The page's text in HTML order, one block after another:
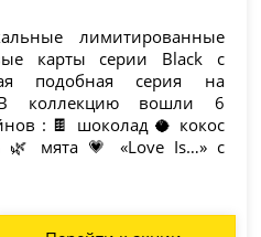
лимитированные
карты серии Black с
подобная серия на
коллекцию вошли 6
: 🍫 шоколад 🥥 кокос
🌿 мята 💗 «Love Is…» с